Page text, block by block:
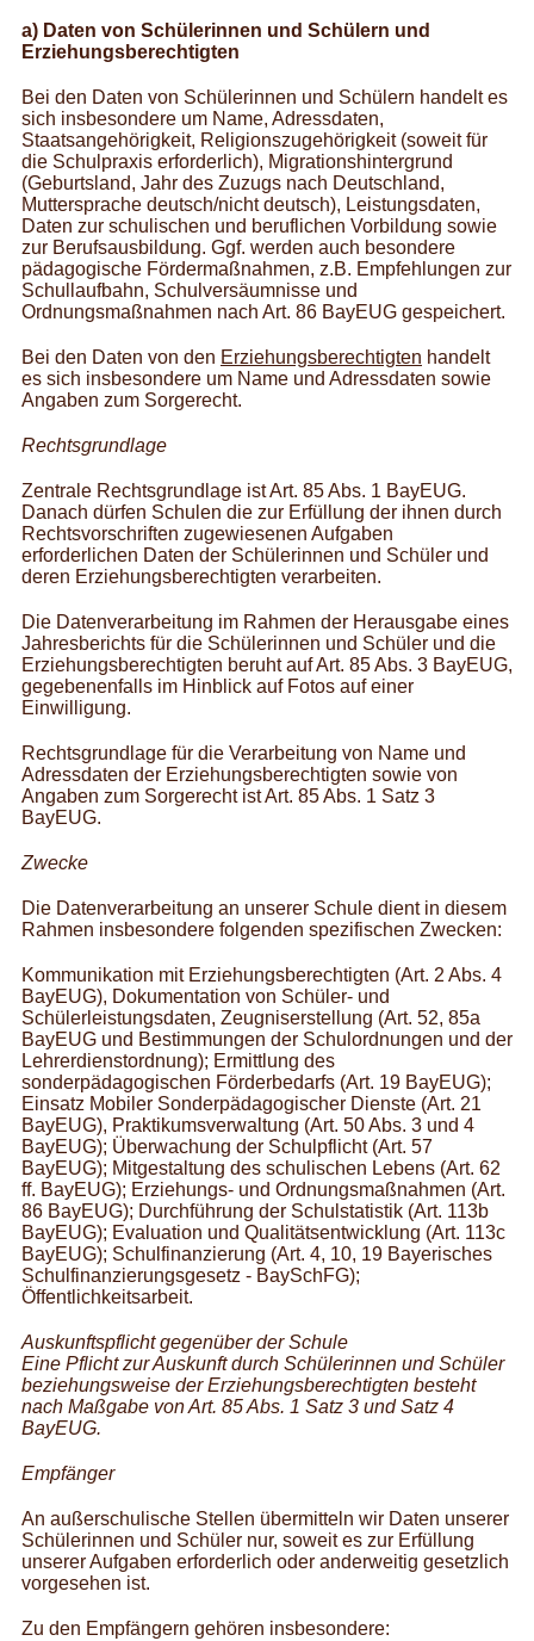
a) Daten von Schülerinnen und Schülern und
Erziehungsberechtigten
Bei den Daten von Schülerinnen und Schülern handelt es
sich insbesondere um Name, Adressdaten,
Staatsangehörigkeit, Religionszugehörigkeit (soweit für
die Schulpraxis erforderlich), Migrationshintergrund
(Geburtsland, Jahr des Zuzugs nach Deutschland,
Muttersprache deutsch/nicht deutsch), Leistungsdaten,
Daten zur schulischen und beruflichen Vorbildung sowie
zur Berufsausbildung. Ggf. werden auch besondere
pädagogische Fördermaßnahmen, z.B. Empfehlungen zur
Schullaufbahn, Schulversäumnisse und
Ordnungsmaßnahmen nach Art. 86 BayEUG gespeichert.
Bei den Daten von den Erziehungsberechtigten handelt
es sich insbesondere um Name und Adressdaten sowie
Angaben zum Sorgerecht.
Rechtsgrundlage
Zentrale Rechtsgrundlage ist Art. 85 Abs. 1 BayEUG.
Danach dürfen Schulen die zur Erfüllung der ihnen durch
Rechtsvorschriften zugewiesenen Aufgaben
erforderlichen Daten der Schülerinnen und Schüler und
deren Erziehungsberechtigten verarbeiten.
Die Datenverarbeitung im Rahmen der Herausgabe eines
Jahresberichts für die Schülerinnen und Schüler und die
Erziehungsberechtigten beruht auf Art. 85 Abs. 3 BayEUG,
gegebenenfalls im Hinblick auf Fotos auf einer
Einwilligung.
Rechtsgrundlage für die Verarbeitung von Name und
Adressdaten der Erziehungsberechtigten sowie von
Angaben zum Sorgerecht ist Art. 85 Abs. 1 Satz 3
BayEUG.
Zwecke
Die Datenverarbeitung an unserer Schule dient in diesem
Rahmen insbesondere folgenden spezifischen Zwecken:
Kommunikation mit Erziehungsberechtigten (Art. 2 Abs. 4
BayEUG), Dokumentation von Schüler- und
Schülerleistungsdaten, Zeugniserstellung (Art. 52, 85a
BayEUG und Bestimmungen der Schulordnungen und der
Lehrerdienstordnung); Ermittlung des
sonderpädagogischen Förderbedarfs (Art. 19 BayEUG);
Einsatz Mobiler Sonderpädagogischer Dienste (Art. 21
BayEUG), Praktikumsverwaltung (Art. 50 Abs. 3 und 4
BayEUG); Überwachung der Schulpflicht (Art. 57
BayEUG); Mitgestaltung des schulischen Lebens (Art. 62
ff. BayEUG); Erziehungs- und Ordnungsmaßnahmen (Art.
86 BayEUG); Durchführung der Schulstatistik (Art. 113b
BayEUG); Evaluation und Qualitätsentwicklung (Art. 113c
BayEUG); Schulfinanzierung (Art. 4, 10, 19 Bayerisches
Schulfinanzierungsgesetz - BaySchFG);
Öffentlichkeitsarbeit.
Auskunftspflicht gegenüber der Schule
Eine Pflicht zur Auskunft durch Schülerinnen und Schüler
beziehungsweise der Erziehungsberechtigten besteht
nach Maßgabe von Art. 85 Abs. 1 Satz 3 und Satz 4
BayEUG.
Empfänger
An außerschulische Stellen übermitteln wir Daten unserer
Schülerinnen und Schüler nur, soweit es zur Erfüllung
unserer Aufgaben erforderlich oder anderweitig gesetzlich
vorgesehen ist.
Zu den Empfängern gehören insbesondere: